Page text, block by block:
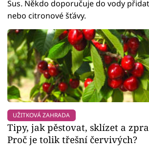
Sus. Někdo doporučuje do vody
nebo citronové šťávy.
UŽITKOVÁ ZAHRADA
Tipy, jak pěstovat, sklízet a
Proč je tolik třešní červivých?